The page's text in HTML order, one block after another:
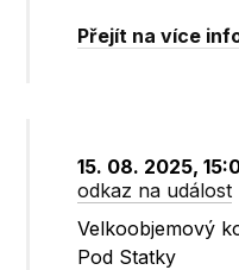
Přejít na více
15. 08. 2025,
odkaz na událost
Velkoobjemový
Pod Statky